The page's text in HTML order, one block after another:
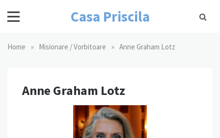
content
Casa Priscila
Home » Misionare / Vorbitoare » Anne Graham Lotz
Anne Graham Lotz